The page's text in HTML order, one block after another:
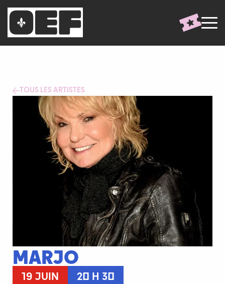
TOUS LES ARTISTES
MARJO
19 JUIN 20 H 30